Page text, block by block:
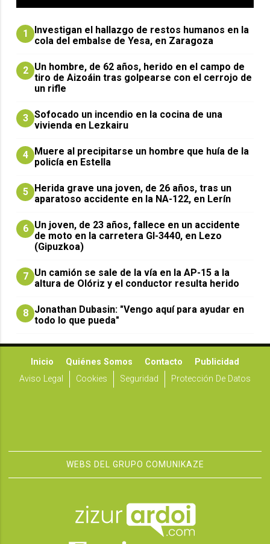
1
Investigan el hallazgo de restos humanos en la
cola del embalse de Yesa, en Zaragoza
2 Un hombre, de 62 años, herido en el campo de
tiro de Aizoáin tras golpearse con el cerrojo de
un rifle
3 Sofocado un incendio en la cocina de una
vivienda en Lezkairu
4
Muere al precipitarse un hombre que huía de la
policía en Estella
5
Herida grave una joven, de 26 años, tras un
aparatoso accidente en la NA-122, en Lerín
6 Un joven, de 23 años, fallece en un accidente
de moto en la carretera GI-3440, en Lezo
(Gipuzkoa)
7 Un camión se sale de la vía en la AP-15 a la
altura de Olóriz y el conductor resulta herido
8 Jonathan Dubasin: "Vengo aquí para ayudar en
todo lo que pueda"
Inicio Quiénes Somos Contacto
Publicidad
Aviso Legal
Cookies Seguridad Protección De Datos
WEBS DEL GRUPO COMUNIKAZE